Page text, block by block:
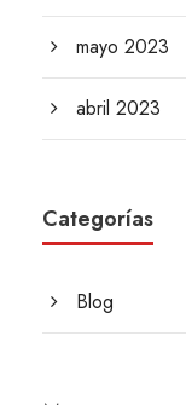
mayo 2023
abril 2023
Categorías
Blog